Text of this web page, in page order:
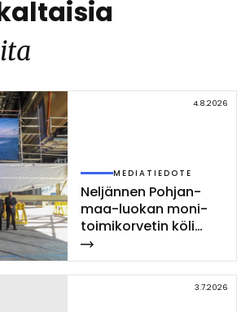
4.8.2026
MEDIATIEDOTE
Nel­jän­nen Poh­jan­
maa-luo­kan mo­ni­
toi­mi­kor­ve­tin kö­li
las­ket­tiin Rau­mal­la
3.7.2026